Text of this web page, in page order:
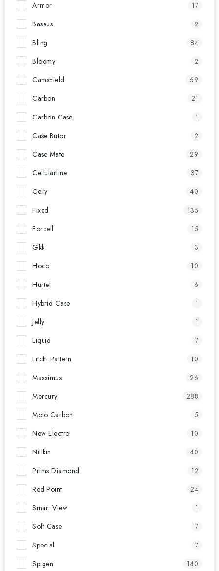
Armor
17
Baseus
2
Bling
84
Bloomy
2
Camshield
69
Carbon
21
Carbon Case
1
Case Buton
2
Case Mate
29
Cellularline
37
Celly
40
Fixed
135
Forcell
15
Gkk
3
Hoco
10
Hurtel
6
Hybrid Case
1
Jelly
1
Liquid
7
Litchi Pattern
10
Maxximus
26
Mercury
288
Moto Carbon
5
New Electro
10
Nillkin
40
Prims Diamond
12
Red Point
24
Smart View
1
Soft Case
7
Special
7
Spigen
140